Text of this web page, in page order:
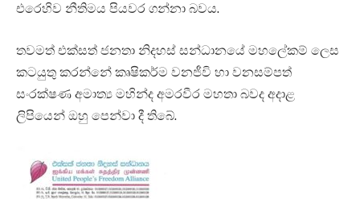
එරෙහිව නීතිමය පියවර ගන්නා බවය.
තවමත් එක්සත් ජනතා නිදහස් සන්ධානයේ මහලේකම් ලෙස
කටයුතු කරන්නේ කෘෂිකර්ම වනජීවි හා වනසම්පත්
සංරක්ෂණ අමාත්‍ය මහින්ද අමරවීර මහතා බවද අදාළ
ලිපියෙන් ඔහු පෙන්වා දී තිබේ.